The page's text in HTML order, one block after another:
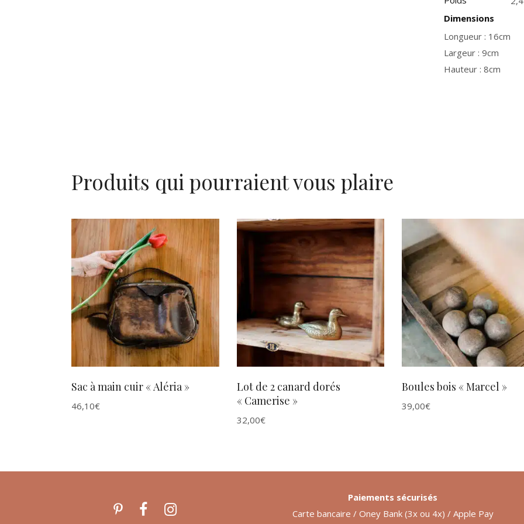
Dimensions
Longueur : 16cm
Largeur : 9cm
Hauteur : 8cm
Produits qui pourraient vous plaire
AJOUTER AU PANIER
Sac à main cuir « Aléria »
46,10€
AJOUTER AU PANIER
Lot de 2 canard dorés
« Camerise »
32,00€
AJOUTER AU PANIER
Boules bois « Marcel »
39,00€
Paiements sécurisés
Carte bancaire / Oney Bank (3x ou 4x) / Apple Pay